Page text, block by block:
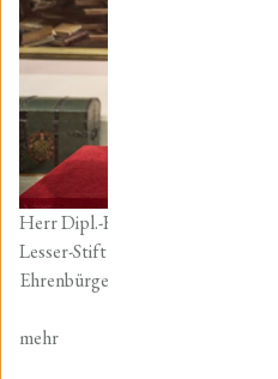
Herr Dipl.-Kfm. Andreas Lesser,
Lesser-Stiftung, wurde am
Ehrenbürgerwürde der Stadt
mehr